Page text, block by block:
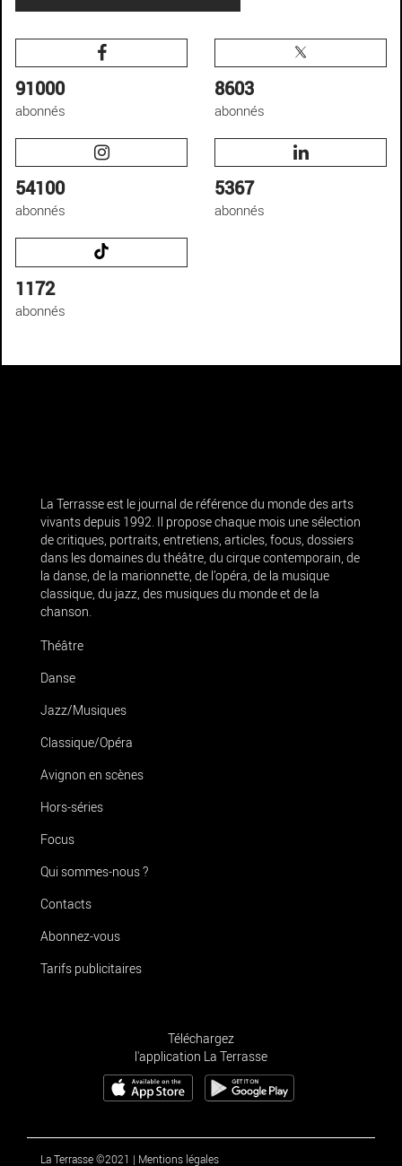
91000
abonnés
8603
abonnés
54100
abonnés
5367
abonnés
1172
abonnés
La Terrasse est le journal de référence du monde des arts
vivants depuis 1992. Il propose chaque mois une sélection
de critiques, portraits, entretiens, articles, focus, dossiers
dans les domaines du théâtre, du cirque contemporain, de
la danse, de la marionnette, de l’opéra, de la musique
classique, du jazz, des musiques du monde et de la
chanson.
Théâtre
Danse
Jazz/Musiques
Classique/Opéra
Avignon en scènes
Hors-séries
Focus
Qui sommes-nous ?
Contacts
Abonnez-vous
Tarifs publicitaires
Téléchargez
l'application La Terrasse
La Terrasse ©2021 | Mentions légales